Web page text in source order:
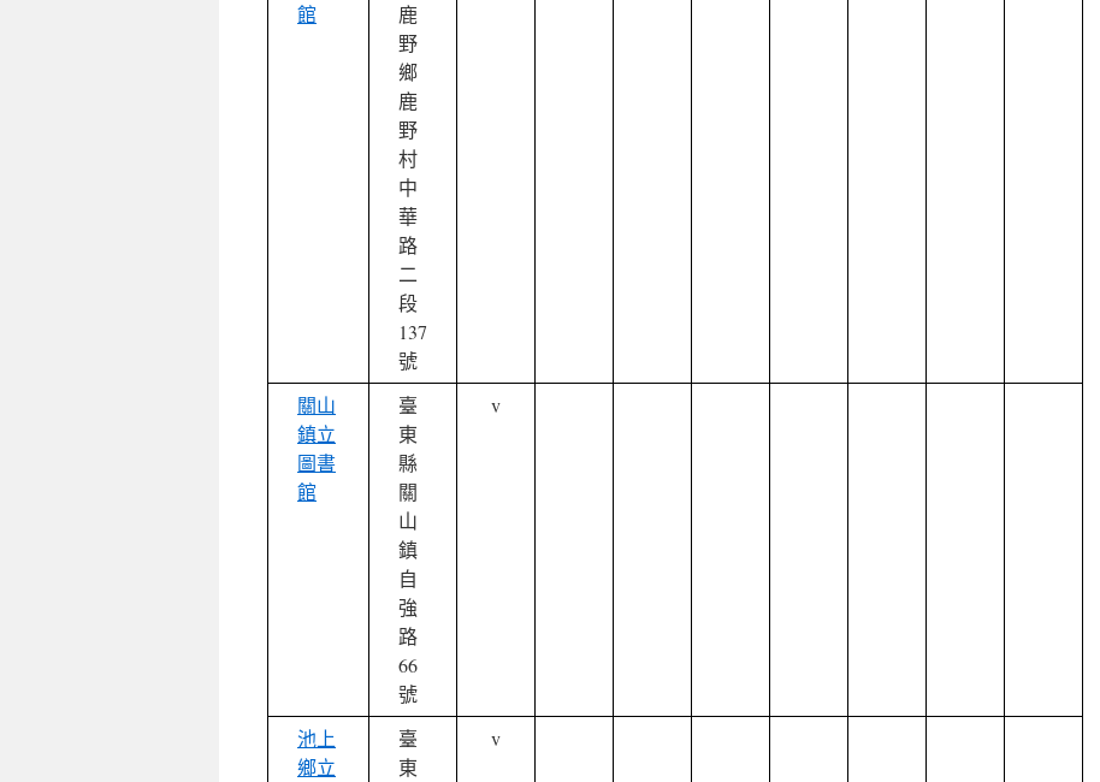
館
鹿
野
鄉
鹿
野
村
中
華
路
二
段
137
號
關山
鎮立
圖書
館
臺
東
縣
關
山
鎮
自
強
路
66
號
v
池上
鄉立
臺
東
v